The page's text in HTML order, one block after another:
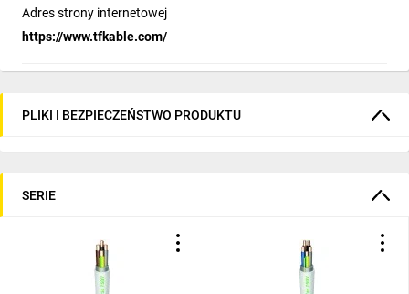
Adres strony internetowej
https://www.tfkable.com/
PLIKI I BEZPIECZEŃSTWO PRODUKTU
SERIE